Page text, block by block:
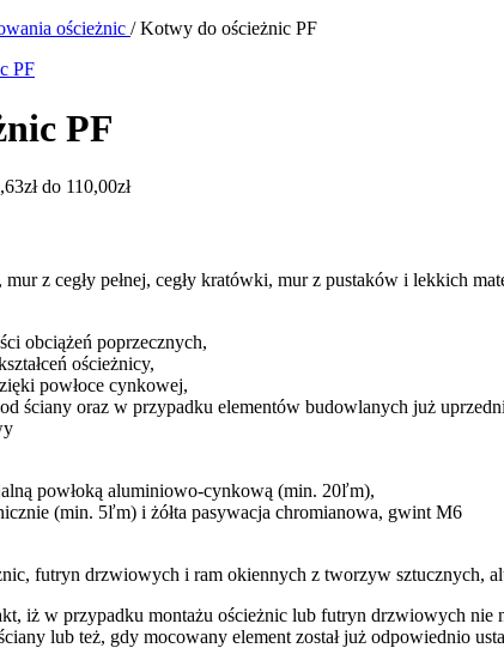
ościeżnic / Kotwy do ościeżnic PF
PF
do 110,00zł
z cegły pełnej, cegły kratówki, mur z pustaków i lekkich
obciążeń poprzecznych,
ościeżnicy,
powłoce cynkowej,
ściany oraz w przypadku elementów budowlanych już
powłoką aluminiowo-cynkową (min. 20ľm),
(min. 5ľm) i żółta pasywacja chromianowa, gwint M6
futryn drzwiowych i ram okiennych z tworzyw sztucznych,
iż w przypadku montażu ościeżnic lub futryn drzwiowych nie
lub też, gdy mocowany element został już odpowiednio